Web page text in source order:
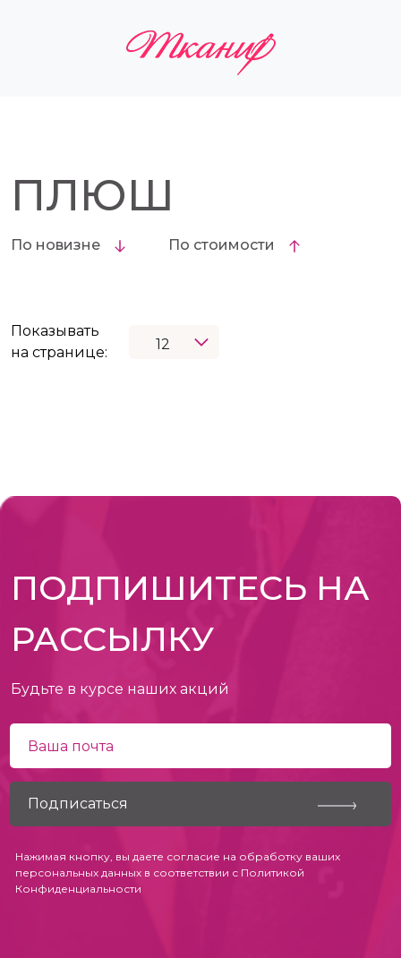
ПЛЮШ
По новизне По стоимости
Показывать
на странице:
ПОДПИШИТЕСЬ НА
РАССЫЛКУ
Будьте в курсе наших акций
Нажимая кнопку, вы даете согласие на обработку ваших
персональных данных в соответствии с Политикой
Конфиденциальности